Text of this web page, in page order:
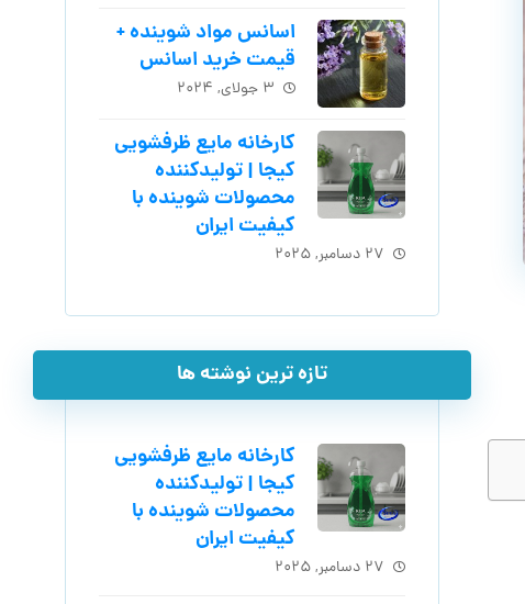
اسانس مواد شوینده +
قیمت خرید اسانس
۳ جولای, ۲۰۲۴
کارخانه مایع ظرفشویی
کیجا | تولیدکننده
محصولات شوینده با
کیفیت ایران
۲۷ دسامبر, ۲۰۲۵
تازه ترین نوشته ها
کارخانه مایع ظرفشویی
کیجا | تولیدکننده
محصولات شوینده با
کیفیت ایران
۲۷ دسامبر, ۲۰۲۵